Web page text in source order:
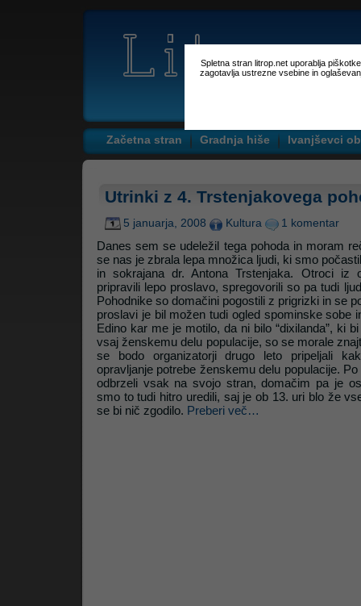
Spletna stran litrop.net uporablja
zagotavlja ustrezne vsebine in
Litrop.net
Začetna stran Gradnja hiše Ivanjševci
Utrinki z 4. Trstenjakovega
5 januarja, 2008 Kultura 1 komentar
Danes sem se udeležil tega pohoda in moram
se nas je zbrala lepa množica ljudi, ki smo
in sokrajana dr. Antona Trstenjaka. Otroci iz
pripravili lepo proslavo, spregovorili so pa tudi
Pohodnike so domačini pogostili z prigrizki in se
proslavi je bil možen tudi ogled spominske sobe
Edino kar me je motilo, da ni bilo “dixilanda”, ki
vsaj ženskemu delu populacije, so se morale
se bodo organizatorji drugo leto pripeljali
opravljanje potrebe ženskemu delu populacije.
odbrzeli vsak na svojo stran, domačim pa je
smo to tudi hitro uredili, saj je ob 13. uri blo že
se bi nič zgodilo. Preberi več…